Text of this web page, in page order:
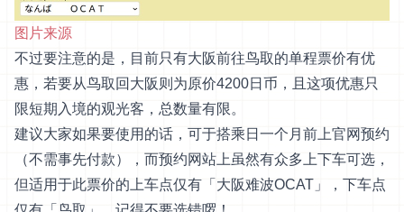
图片来源
不过要注意的是，目前只有大阪前往鸟取的单程票价有优
惠，若要从鸟取回大阪则为原价4200日币，且这项优惠只
限短期入境的观光客，总数量有限。
建议大家如果要使用的话，可于搭乘日一个月前 上官网预约
（不需事先付款），而预约网站上虽然有众多上下车可选，
但适用于此票价的上车点仅有「大阪难波OCAT」，下车点